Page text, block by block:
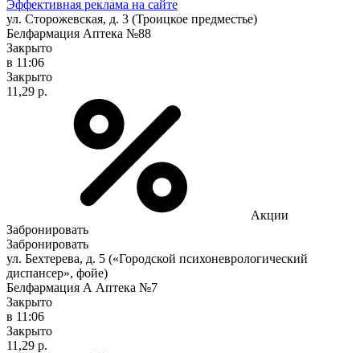
Эффективная реклама на сайте
ул. Сторожевская, д. 3 (Троицкое предместье)
Белфармация Аптека №88
Закрыто
в 11:06
Закрыто
11,29 р.
Акции
Забронировать
Забронировать
ул. Бехтерева, д. 5 («Городской психоневрологический
диспансер», фойе)
Белфармация А Аптека №7
Закрыто
в 11:06
Закрыто
11,29 р.